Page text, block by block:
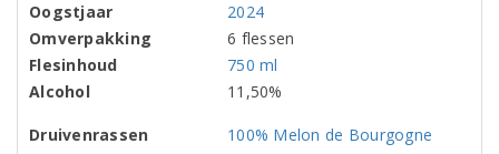
Oogstjaar
2024
Omverpakking
6 flessen
Flesinhoud
750 ml
Alcohol
11,50%
Druivenrassen
100% Melon de Bourgogne